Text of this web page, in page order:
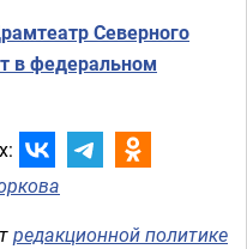
Северного
в федеральном
редакционной политике